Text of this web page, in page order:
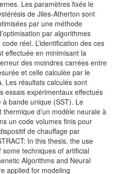
Les paramètres fixés le
de Jiles-Atherton sont
par une méthode
par algorithmes
réel. L’identification des ces
effectuée en minimisant la
des moindres carrées entre
et celle calculée par le
Les résultats calculés sont
essais expérimentaux effectués
à bande unique (SST). Le
thermique d’un modèle neurale à
un code volumes finis pour
de chauffage par
In this thesis, the use
some techniques of artificial
Algorithms and Neural
applied for modeling